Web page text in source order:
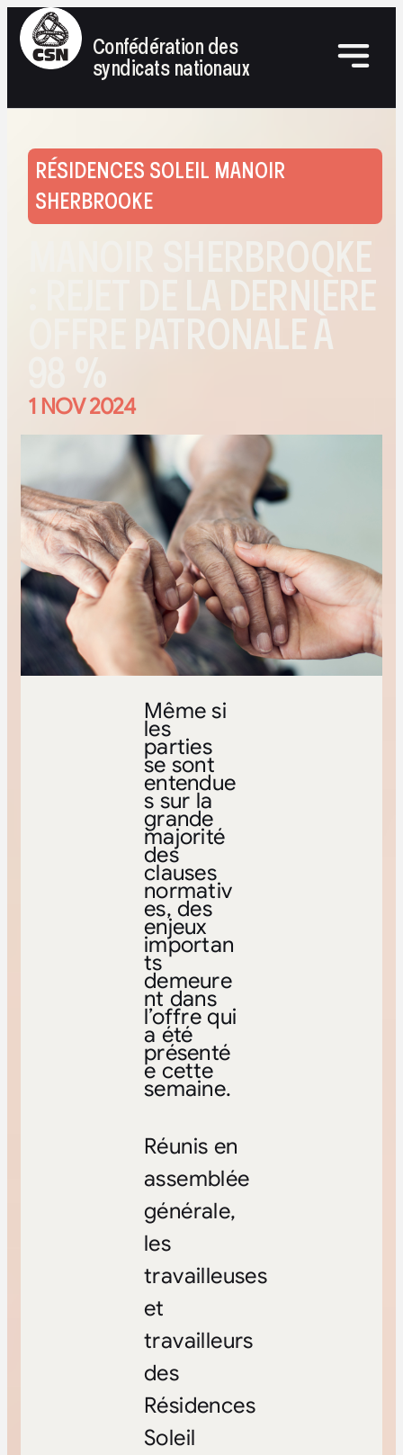
Confédération des
syndicats nationaux
RÉSIDENCES SOLEIL MANOIR
SHERBROOKE
MANOIR SHERBROOKE
: REJET DE LA DERNIÈRE
OFFRE PATRONALE À
1 NOV 2024
Même si
les
parties
se sont
entendue
s sur la
grande
majorité
des
clauses
normativ
es, des
enjeux
importan
ts
demeure
nt dans
l’offre qui
a été
présenté
e cette
semaine.
Réunis en
assemblée
générale,
les
travailleuses
et
travailleurs
des
Résidences
Soleil